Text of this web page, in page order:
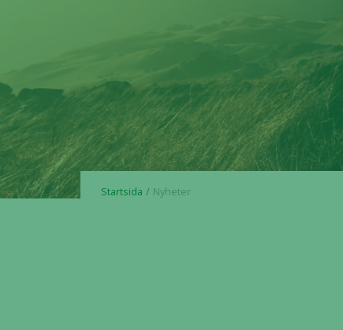
Startsida Nyheter